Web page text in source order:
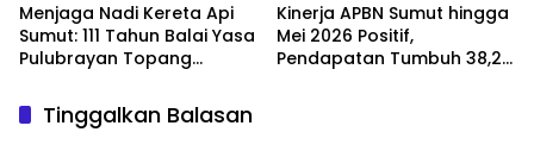
Menjaga Nadi Kereta Api
Sumut: 111 Tahun Balai Yasa
Pulubrayan Topang
Kinerja Angkutan
Kinerja APBN Sumut hingga
Mei 2026 Positif,
Pendapatan Tumbuh 38,28
Tinggalkan Balasan